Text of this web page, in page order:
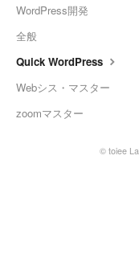
WordPress開発
全般
Quick WordPress
Webシス・マスター
zoomマスター
© toiee